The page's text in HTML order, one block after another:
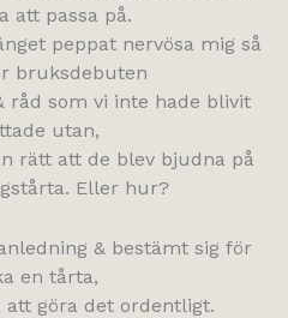
att passa på.
peppat nervösa mig så
bruksdebuten
råd som vi inte hade blivit
utan,
rätt att de blev bjudna på
Eller hur?
& bestämt sig för
en tårta,
göra det ordentligt.